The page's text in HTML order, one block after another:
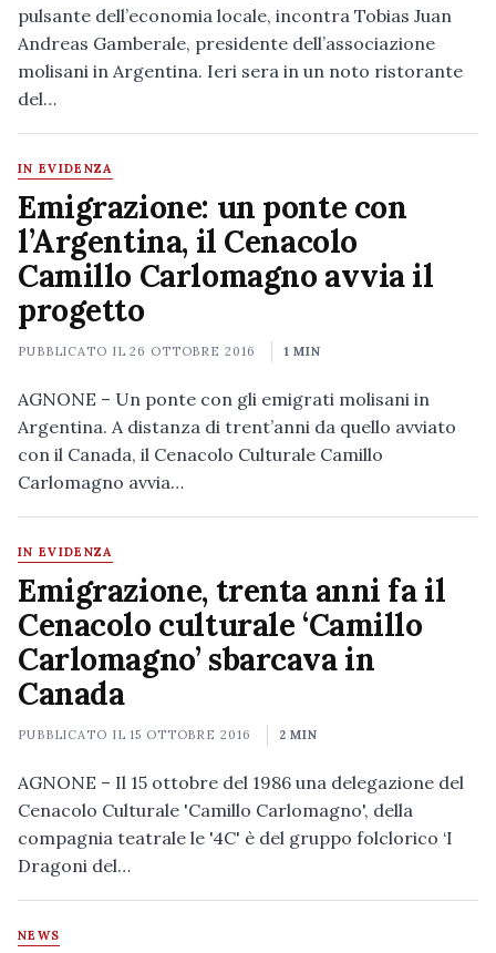
pulsante dell’economia locale, incontra Tobias Juan
Andreas Gamberale, presidente dell’associazione
molisani in Argentina. Ieri sera in un noto ristorante
del…
IN EVIDENZA
Emigrazione: un ponte con
l’Argentina, il Cenacolo
Camillo Carlomagno avvia il
progetto
PUBBLICATO IL26 OTTOBRE 2016 1 MIN
AGNONE – Un ponte con gli emigrati molisani in
Argentina. A distanza di trent’anni da quello avviato
con il Canada, il Cenacolo Culturale Camillo
Carlomagno avvia…
IN EVIDENZA
Emigrazione, trenta anni fa il
Cenacolo culturale ‘Camillo
Carlomagno’ sbarcava in
Canada
PUBBLICATO IL15 OTTOBRE 2016 2 MIN
AGNONE – Il 15 ottobre del 1986 una delegazione del
Cenacolo Culturale 'Camillo Carlomagno', della
compagnia teatrale le '4C' è del gruppo folclorico ‘I
Dragoni del…
NEWS